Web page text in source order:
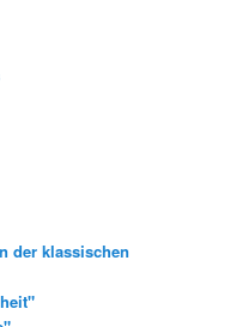
der klassischen